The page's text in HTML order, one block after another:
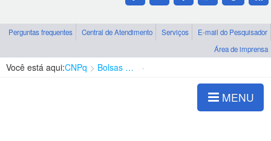
Perguntas frequentes Central de Atendimento Serviços
E-mail do Pesquisador
Área de imprensa
Você está aqui:CNPq Bolsas e Auxílios Vigentes
MENU